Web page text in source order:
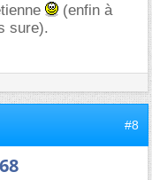
(enfin à
sure).
#8